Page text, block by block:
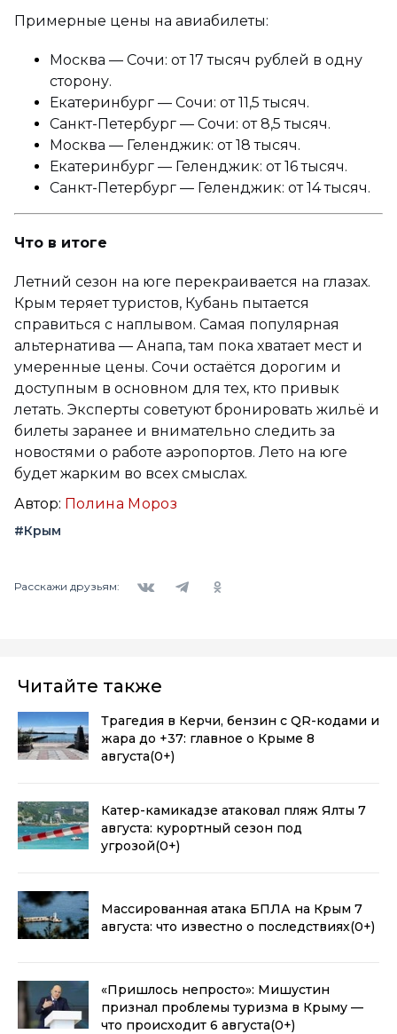
Примерные цены на авиабилеты:
Москва — Сочи: от 17 тысяч рублей в одну
сторону.
Екатеринбург — Сочи: от 11,5 тысяч.
Санкт-Петербург — Сочи: от 8,5 тысяч.
Москва — Геленджик: от 18 тысяч.
Екатеринбург — Геленджик: от 16 тысяч.
Санкт-Петербург — Геленджик: от 14 тысяч.
Что в итоге
Летний сезон на юге перекраивается на глазах.
Крым теряет туристов, Кубань пытается
справиться с наплывом. Самая популярная
альтернатива — Анапа, там пока хватает мест и
умеренные цены. Сочи остаётся дорогим и
доступным в основном для тех, кто привык
летать. Эксперты советуют бронировать жильё и
билеты заранее и внимательно следить за
новостями о работе аэропортов. Лето на юге
будет жарким во всех смыслах.
Автор: Полина Мороз
#Крым
Расскажи друзьям:
Читайте также
Трагедия в Керчи, бензин с QR-кодами и
жара до +37: главное о Крыме 8
августа(0+)
Катер-камикадзе атаковал пляж Ялты 7
августа: курортный сезон под
угрозой(0+)
Массированная атака БПЛА на Крым 7
августа: что известно о последствиях(0+)
«Пришлось непросто»: Мишустин
признал проблемы туризма в Крыму —
что происходит 6 августа(0+)